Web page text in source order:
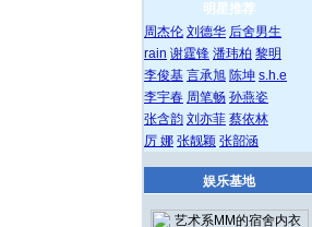
明星推荐
周杰伦 刘德华 后舍男生
rain 谢霆锋 潘玮柏 黎明
李俊基 言承旭 陈坤 s.h.e
李宇春 周笔畅 孙燕姿
张含韵 刘亦菲 蔡依林
厉 娜 张靓颖 张韶涵
娱乐基地